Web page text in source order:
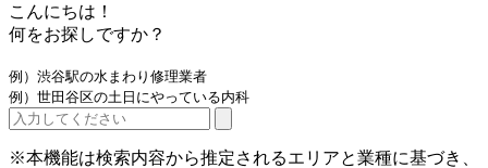
こんにちは！
何をお探しですか？
例）渋谷駅の水まわり修理業者
例）世田谷区の土日にやっている内科
※本機能は検索内容から推定されるエリアと業種に基づき、